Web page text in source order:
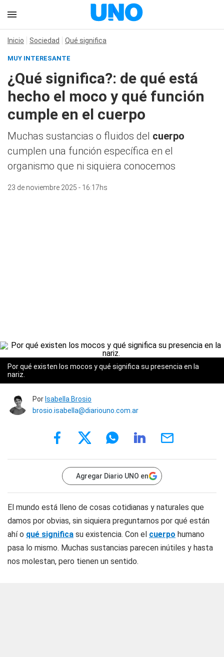
Inicio Sociedad Qué significa
MUY INTERESANTE
¿Qué significa?: de qué está
hecho el moco y qué función
cumple en el cuerpo
Muchas sustancias o fluidos del cuerpo
cumplen una función específica en el
organismo que ni siquiera conocemos
23 de noviembre 2025 - 16:17hs
Por qué existen los mocos y qué significa su presencia en la
nariz.
Por Isabella Brosio
brosio.isabella@diariouno.com.ar
Agregar Diario UNO en
El mundo está lleno de cosas cotidianas y naturales que
damos por obvias, sin siquiera preguntarnos por qué están
ahí o qué significa su existencia. Con el cuerpo humano
pasa lo mismo. Muchas sustancias parecen inútiles y hasta
nos molestan, pero tienen un sentido.